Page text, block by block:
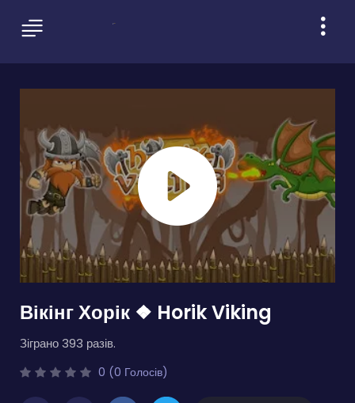
Вікінг Хорік ❖ Horik Viking
Зіграно 393 разів.
0 (0 Голосів)